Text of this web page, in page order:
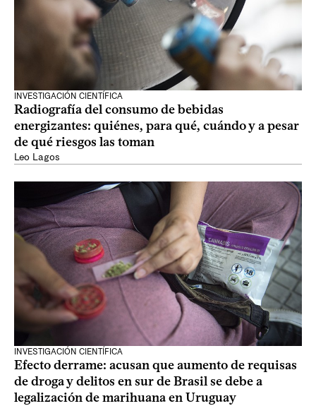
INVESTIGACIÓN CIENTÍFICA
Radiografía del consumo de bebidas
energizantes: quiénes, para qué, cuándo y a pesar
de qué riesgos las toman
Leo Lagos
INVESTIGACIÓN CIENTÍFICA
Efecto derrame: acusan que aumento de requisas
de droga y delitos en sur de Brasil se debe a
legalización de marihuana en Uruguay